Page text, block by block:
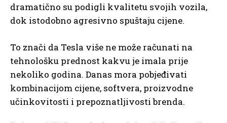
dramatično su podigli kvalitetu svojih vozila,
dok istodobno agresivno spuštaju cijene.
To znači da Tesla više ne može računati na
tehnološku prednost kakvu je imala prije
nekoliko godina. Danas mora pobjeđivati
kombinacijom cijene, softvera, proizvodne
učinkovitosti i prepoznatljivosti brenda.